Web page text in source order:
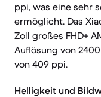
ppi, was eine sehr
ermöglicht. Das
Zoll großes FHD+
Auflösung von
von 409 ppi.
Helligkeit und